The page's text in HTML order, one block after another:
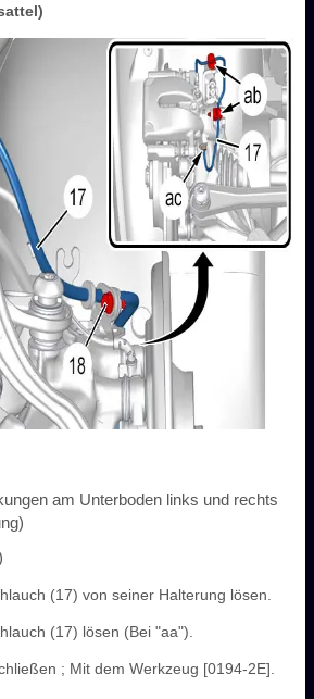
am Unterboden links und rechts
(17) von seiner Halterung lösen.
(17) lösen (Bei "aa").
; Mit dem Werkzeug [0194-2E].